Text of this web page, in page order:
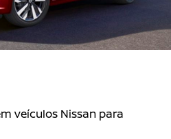
veículos Nissan para